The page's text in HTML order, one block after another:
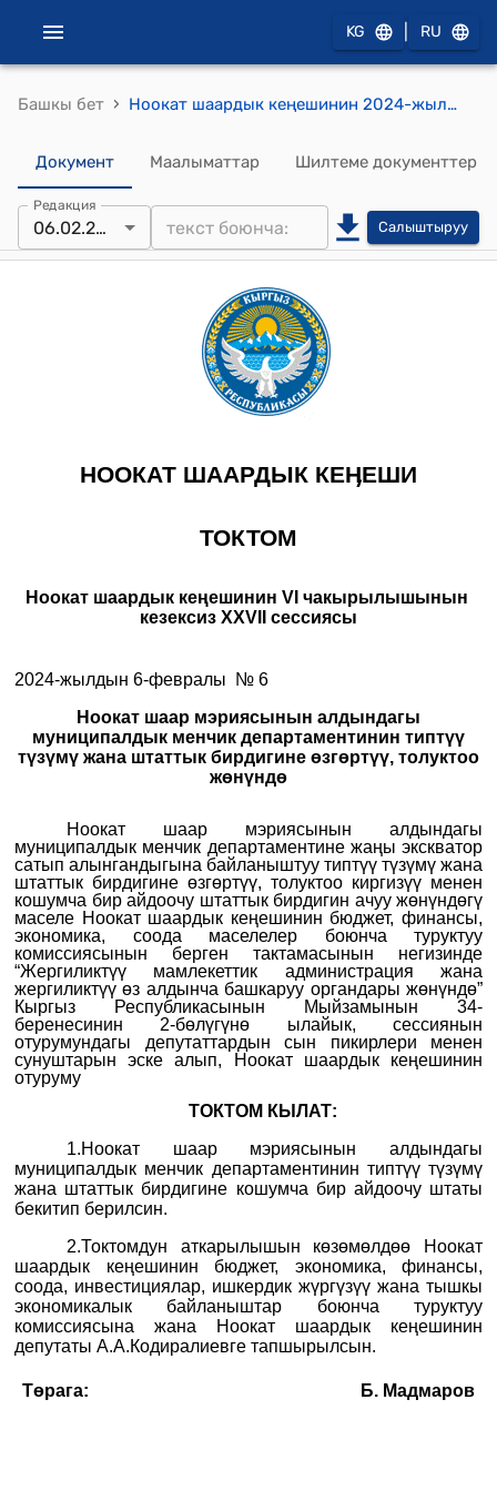
KG RU
Башкы бет › Ноокат шаардык кеңешинин 2024-жылдын 6-февралындагы №6 "Ноокат шаар мэриясынын алдындагы муниципалдык менчик департаментинин типтүү түзүмү жана штаттык бирдигине өзгөртүү, толуктоо жөнүндө" токтому.
Документ Маалыматтар Шилтеме документтер
Редакция
06.02.2024 Салыштыруу